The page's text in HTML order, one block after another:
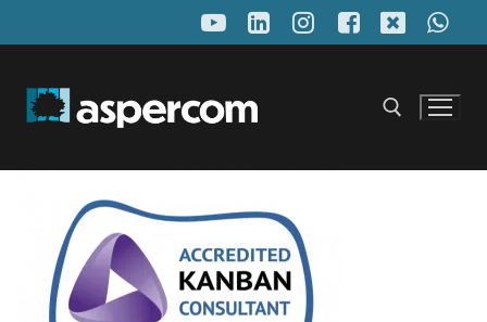
para
conteúdo